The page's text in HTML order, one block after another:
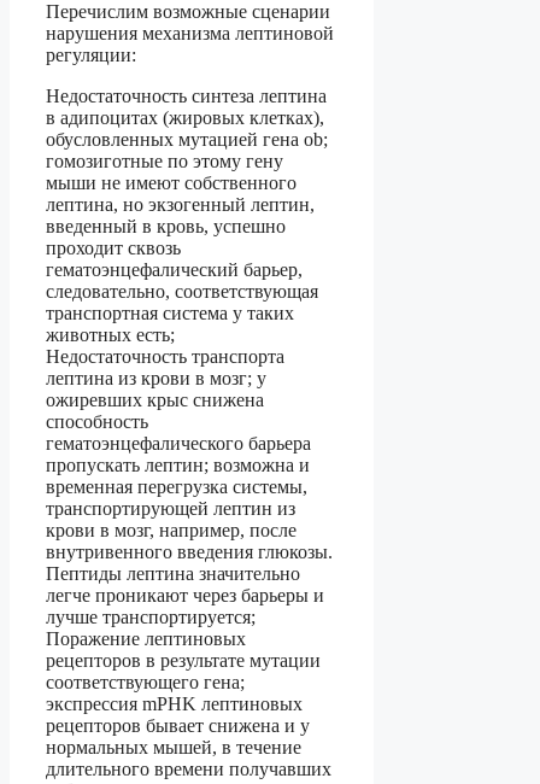
Перечислим возможные сценарии
нарушения механизма лептиновой
регуляции:
Недостаточность синтеза лептина
в адипоцитах (жировых клетках),
обусловленных мутацией гена ob;
гомозиготные по этому гену
мыши не имеют собственного
лептина, но экзогенный лептин,
введенный в кровь, успешно
проходит сквозь
гематоэнцефалический барьер,
следовательно, соответствующая
транспортная система у таких
животных есть;
Недостаточность транспорта
лептина из крови в мозг; у
ожиревших крыс снижена
способность
гематоэнцефалического барьера
пропускать лептин; возможна и
временная перегрузка системы,
транспортирующей лептин из
крови в мозг, например, после
внутривенного введения глюкозы.
Пептиды лептина значительно
легче проникают через барьеры и
лучше транспортируется;
Поражение лептиновых
рецепторов в результате мутации
соответствующего гена;
экспрессия mPHK лептиновых
рецепторов бывает снижена и у
нормальных мышей, в течение
длительного времени получавших